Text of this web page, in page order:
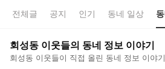
전체글 공지 인기 동네 일상
회성동 이웃들의 동네 정보 이야기
회성동 이웃들이 직접 올린 동네 정보 이야